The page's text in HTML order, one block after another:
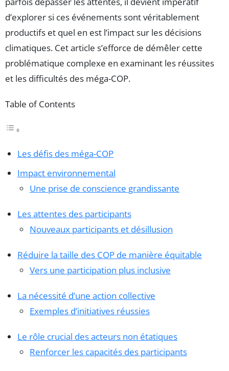
d’explorer si ces événements sont véritablement
productifs et quel en est l’impact sur les décisions
climatiques. Cet article s’efforce de démêler cette
problématique complexe en examinant les réussites
et les difficultés des méga-COP.
Table of Contents
Les défis des méga-COP
Impact environnemental
Une prise de conscience grandissante
Les attentes des participants
Nouveaux participants et désillusion
Réduire la taille des COP de manière équitable
Vers une participation plus inclusive
La nécessité d’une action collective
Exemples d’initiatives réussies
Le rôle crucial des acteurs non étatiques
Renforcer les capacités des participants